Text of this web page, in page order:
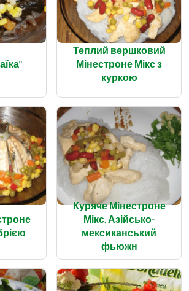
Теплий вершковий
Мінестроне Мікс з
куркою
Куряче Мінестроне
Мікс. Азійсько-
мексиканський
фьюжн